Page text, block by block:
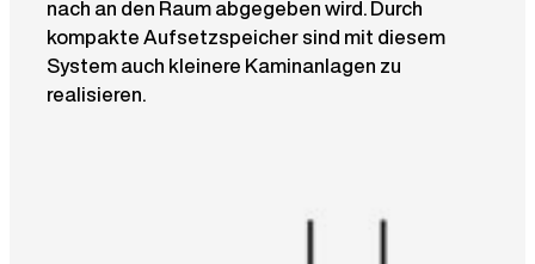
nach an den Raum abgegeben wird. Durch
kompakte Aufsetzspeicher sind mit diesem
System auch kleinere Kaminanlagen zu
realisieren.